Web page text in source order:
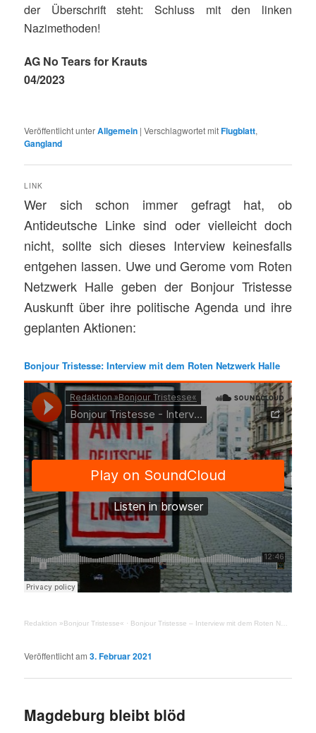
der Überschrift steht: Schluss mit den linken
Nazimethoden!
AG No Tears for Krauts
04/2023
Veröffentlicht unterAllgemein |Verschlagwortet mitFlugblatt,
Gangland
LINK
Wer sich schon immer gefragt hat, ob
Antideutsche Linke sind oder vielleicht doch
nicht, sollte sich dieses Interview keinesfalls
entgehen lassen. Uwe und Gerome vom Roten
Netzwerk Halle geben der Bonjour Tristesse
Auskunft über ihre politische Agenda und ihre
geplanten Aktionen:
Bonjour Tristesse: Interview mit dem Roten Netzwerk Halle
Redaktion »Bonjour Tristesse« · Bonjour Tristesse – Interview mit dem Roten Netzwerk Halle
Veröffentlicht am3. Februar 2021
Magdeburg bleibt blöd